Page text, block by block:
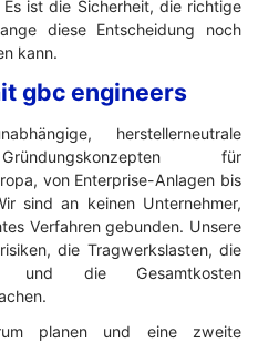
ist die Sicherheit, die richtige
diese Entscheidung noch
kann.
gbc engineers
herstellerneutrale
für
von Enterprise-Anlagen bis
sind an keinen Unternehmer,
Verfahren gebunden. Unsere
die Tragwerkslasten, die
und die Gesamtkosten
planen und eine zweite